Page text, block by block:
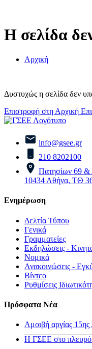
Η σελίδα
Αρχική
Δυστυχώς η σελίδα δεν
Επιστροφή στη Αρχική
info@gsee.gr
210 8202100
Πατησίων 69 &
10434 Αθήνα, ΤΘ
Ενημέρωση
Δελτία Τύπου
Γενικά
Γραμματείες
Εκδηλώσεις -
Νομικά
Ανακοινώσεις -
Βίντεο
Ρυθμίσεις
Πρόσφατα Νέα
Αμοιβή αργίας
H ΓΣΕΕ στο πλευρό